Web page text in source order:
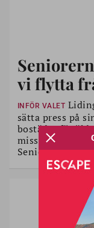
vi flytta
INFÖR VALET
sätta press på
bostäder för
misskött frågan
Seniorernas